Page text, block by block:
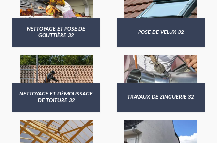
NETTOYAGE ET POSE DE
GOUTTIÈRE 32
POSE DE VELUX 32
NETTOYAGE ET DÉMOUSSAGE
DE TOITURE 32
TRAVAUX DE ZINGUERIE 32